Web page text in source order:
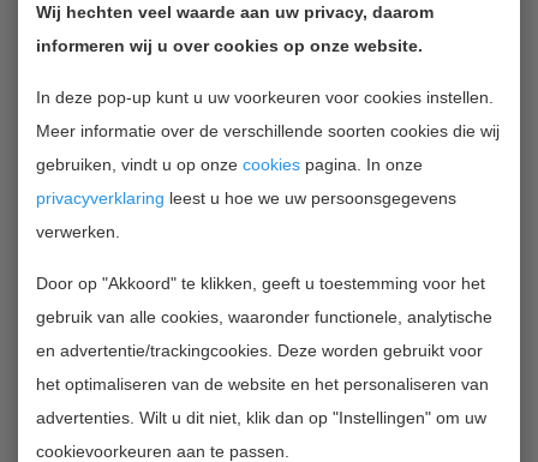
Wij hechten veel waarde aan uw privacy, daarom
informeren wij u over cookies op onze website.
In deze pop-up kunt u uw voorkeuren voor cookies instellen.
Meer informatie over de verschillende soorten cookies die wij
gebruiken, vindt u op onze cookies pagina. In onze
privacyverklaring leest u hoe we uw persoonsgegevens
verwerken.
Door op "Akkoord" te klikken, geeft u toestemming voor het
gebruik van alle cookies, waaronder functionele, analytische
en advertentie/trackingcookies. Deze worden gebruikt voor
het optimaliseren van de website en het personaliseren van
advertenties. Wilt u dit niet, klik dan op "Instellingen" om uw
cookievoorkeuren aan te passen.
NIEUWE WEBSITE VOOR
TERUG NAAR OVERZICHT
Contactgegevens
InnoFunding B.V.
Nieuwe Gracht 7
2011 NB Haarlem
Mail:info@innofunding.nl